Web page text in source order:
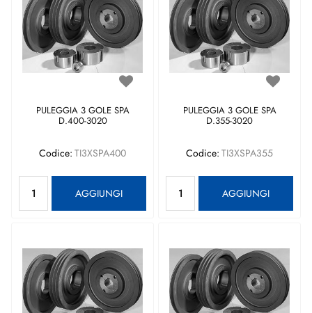
PULEGGIA 3 GOLE SPA
D.400-3020
Codice: TI3XSPA400
AGGIUNGI
PULEGGIA 3 GOLE SPA
D.355-3020
Codice: TI3XSPA355
AGGIUNGI